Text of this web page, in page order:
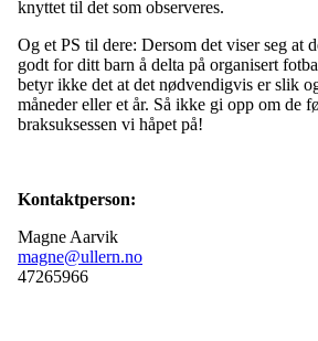
knyttet til det som observeres.
Og et PS til dere: Dersom det viser seg at
godt for ditt barn å delta på organisert
betyr ikke det at det nødvendigvis er slik
måneder eller et år. Så ikke gi opp om de
braksuksessen vi håpet på!
Kontaktperson:
Magne Aarvik
magne@ullern.no
47265966